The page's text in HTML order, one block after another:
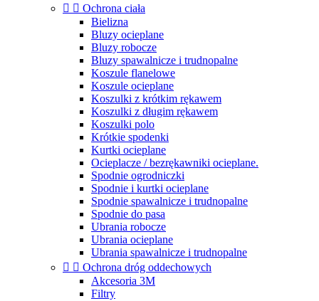
  Ochrona ciała
Bielizna
Bluzy ocieplane
Bluzy robocze
Bluzy spawalnicze i trudnopalne
Koszule flanelowe
Koszule ocieplane
Koszulki z krótkim rękawem
Koszulki z długim rękawem
Koszulki polo
Krótkie spodenki
Kurtki ocieplane
Ocieplacze / bezrękawniki ocieplane.
Spodnie ogrodniczki
Spodnie i kurtki ocieplane
Spodnie spawalnicze i trudnopalne
Spodnie do pasa
Ubrania robocze
Ubrania ocieplane
Ubrania spawalnicze i trudnopalne
  Ochrona dróg oddechowych
Akcesoria 3M
Filtry